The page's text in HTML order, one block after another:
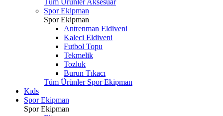
Tüm Ürünler Aksesuar
Spor Ekipman
Spor Ekipman
Antrenman Eldiveni
Kaleci Eldiveni
Futbol Topu
Tekmelik
Tozluk
Burun Tıkacı
Tüm Ürünler Spor Ekipman
Kıds
Spor Ekipman
Spor Ekipman